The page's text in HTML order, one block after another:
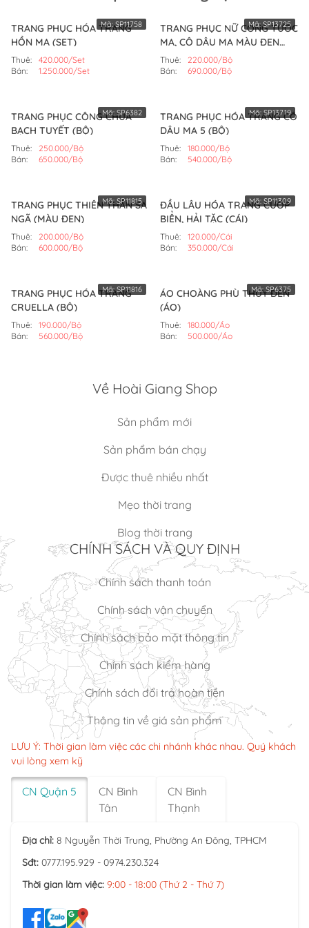
TRANG PHỤC HÓA TRANG
HỒN MA (SET)
Thuê:
420.000/Set
Bán:
1.250.000/Set
Mã:SP11758
TRANG PHỤC NỮ CÔNG TƯỚC
MA, CÔ DÂU MA MÀU ĐEN
(BỘ)
Thuê:
220.000/Bộ
Bán:
690.000/Bộ
Mã:SP13725
TRANG PHỤC CÔNG CHÚA
BẠCH TUYẾT (BỘ)
Thuê:
250.000/Bộ
Bán:
650.000/Bộ
Mã: SP6382
TRANG PHỤC HÓA TRANG CÔ
DÂU MA 5 (BỘ)
Thuê:
180.000/Bộ
Bán:
540.000/Bộ
Mã:SP13719
TRANG PHỤC THIÊN THẦN SA
NGÃ (MÀU ĐEN)
Thuê:
200.000/Bộ
Bán:
600.000/Bộ
Mã: SP11815
ĐẦU LÂU HÓA TRANG CƯỚP
BIỂN, HẢI TẶC (CÁI)
Thuê:
120.000/Cái
Bán:
350.000/Cái
Mã: SP11309
TRANG PHỤC HÓA TRANG
CRUELLA (BỘ)
Thuê:
190.000/Bộ
Bán:
560.000/Bộ
Mã:SP11816
ÁO CHOÀNG PHÙ THỦY ĐEN
(ÁO)
Thuê:
180.000/Áo
Bán:
500.000/Áo
Mã:SP6375
Về Hoài Giang Shop
Sản phẩm mới
Sản phẩm bán chạy
Được thuê nhiều nhất
Mẹo thời trang
Blog thời trang
CHÍNH SÁCH VÀ QUY ĐỊNH
Chính sách thanh toán
Chính sách vận chuyển
Chính sách bảo mật thông tin
Chính sách kiểm hàng
Chính sách đổi trả hoàn tiền
Thông tin về giá sản phẩm
LƯU Ý: Thời gian làm việc các chi nhánh khác nhau. Quý khách
vui lòng xem kỹ
CN Quận 5
CN Bình
Tân
CN Bình
Thạnh
Địa chỉ: 8 Nguyễn Thời Trung, Phường An Đông, TPHCM
Sđt: 0777.195.929 - 0974.230.324
Thời gian làm việc: 9:00 - 18:00 (Thứ 2 - Thứ 7)